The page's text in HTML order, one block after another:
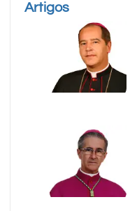
Artigos